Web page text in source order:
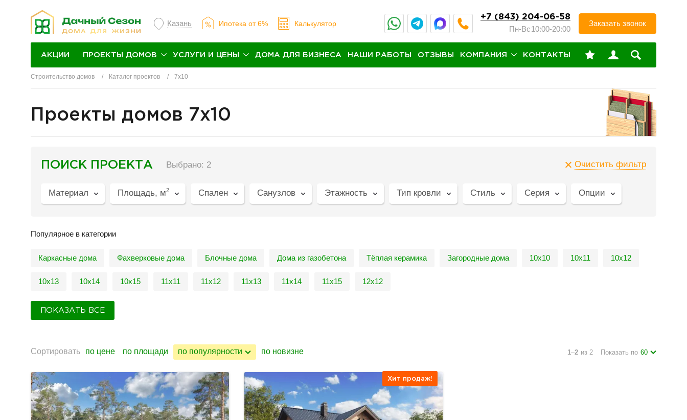
Казань Ипотека от 6% Калькулятор
+7 (843) 204-06-58
Пн-Вс10:00-20:00
Заказать звонок
АКЦИИ ПРОЕКТЫ ДОМОВ УСЛУГИ И ЦЕНЫ ДОМА ДЛЯ БИЗНЕСА НАШИ РАБОТЫ ОТЗЫВЫ КОМПАНИЯ КОНТАКТЫ
Строительство домов Каталог проектов 7х10
Проекты домов 7x10
ПОИСК ПРОЕКТА Выбрано: 2 Очистить фильтр
Материал Площадь, м2 Спален Санузлов Этажность Тип кровли Стиль Серия Опции
Популярное в категории
Каркасные дома Фахверковые дома Блочные дома Дома из газобетона Тёплая керамика Загородные дома 10х10 10х11 10х12
10х13 10х14 10х15 11х11 11х12 11х13 11х14 11х15 12х12
ПОКАЗАТЬ ВСЕ
Сортировать по цене по площади по популярности по новизне 1–2 из 2 Показать по 60
Хит продаж!